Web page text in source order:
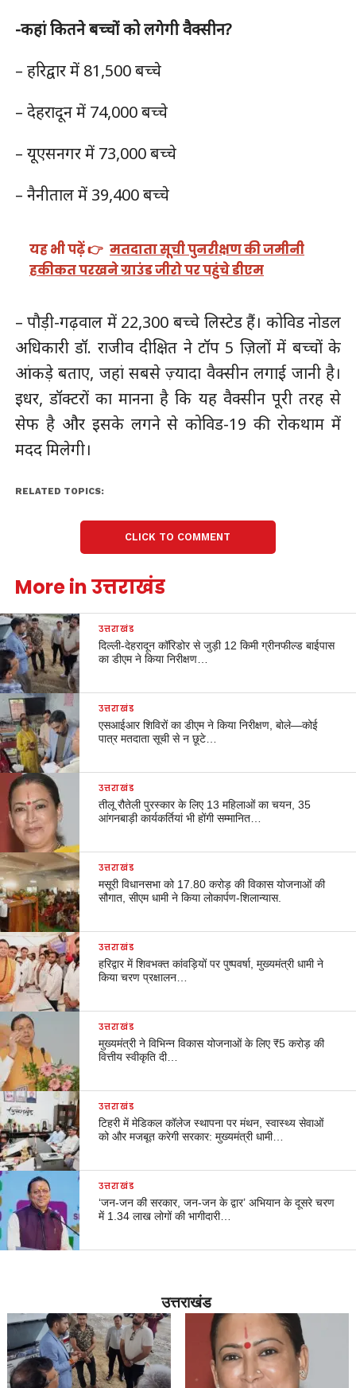
-कहां कितने बच्चों को लगेगी वैक्सीन?
– हरिद्वार में 81,500 बच्चे
– देहरादून में 74,000 बच्चे
– यूएसनगर में 73,000 बच्चे
– नैनीताल में 39,400 बच्चे
यह भी पढ़ें 👉 मतदाता सूची पुनरीक्षण की जमीनी
हकीकत परखने ग्राउंड जीरो पर पहुंचे डीएम
– पौड़ी-गढ़वाल में 22,300 बच्चे लिस्टेड हैं। कोविड नोडल
अधिकारी डॉ. राजीव दीक्षित ने टॉप 5 ज़िलों में बच्चों के
आंकड़े बताए, जहां सबसे ज़्यादा वैक्सीन लगाई जानी है।
इधर, डॉक्टरों का मानना है कि यह वैक्सीन पूरी तरह से
सेफ है और इसके लगने से कोविड-19 की रोकथाम में
मदद मिलेगी।
RELATED TOPICS:
CLICK TO COMMENT
More in उत्तराखंड
उत्तराखंड
दिल्ली-देहरादून कॉरिडोर से जुड़ी 12 किमी ग्रीनफील्ड बाईपास
का डीएम ने किया निरीक्षण…
उत्तराखंड
एसआईआर शिविरों का डीएम ने किया निरीक्षण, बोले—कोई
पात्र मतदाता सूची से न छूटे…
उत्तराखंड
तीलू रौतेली पुरस्कार के लिए 13 महिलाओं का चयन, 35
आंगनबाड़ी कार्यकर्तियां भी होंगी सम्मानित…
उत्तराखंड
मसूरी विधानसभा को 17.80 करोड़ की विकास योजनाओं की
सौगात, सीएम धामी ने किया लोकार्पण-शिलान्यास.
उत्तराखंड
हरिद्वार में शिवभक्त कांवड़ियों पर पुष्पवर्षा, मुख्यमंत्री धामी ने
किया चरण प्रक्षालन…
उत्तराखंड
मुख्यमंत्री ने विभिन्न विकास योजनाओं के लिए ₹5 करोड़ की
वित्तीय स्वीकृति दी…
उत्तराखंड
टिहरी में मेडिकल कॉलेज स्थापना पर मंथन, स्वास्थ्य सेवाओं
को और मजबूत करेगी सरकार: मुख्यमंत्री धामी…
उत्तराखंड
‘जन-जन की सरकार, जन-जन के द्वार’ अभियान के दूसरे चरण
में 1.34 लाख लोगों की भागीदारी…
उत्तराखंड